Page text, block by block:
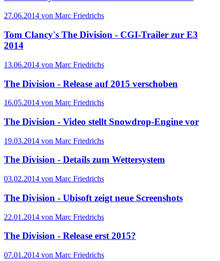
27.06.2014 von Marc Friedrichs
Tom Clancy's The Division - CGI-Trailer zur E3
2014
13.06.2014 von Marc Friedrichs
The Division - Release auf 2015 verschoben
16.05.2014 von Marc Friedrichs
The Division - Video stellt Snowdrop-Engine vor
19.03.2014 von Marc Friedrichs
The Division - Details zum Wettersystem
03.02.2014 von Marc Friedrichs
The Division - Ubisoft zeigt neue Screenshots
22.01.2014 von Marc Friedrichs
The Division - Release erst 2015?
07.01.2014 von Marc Friedrichs